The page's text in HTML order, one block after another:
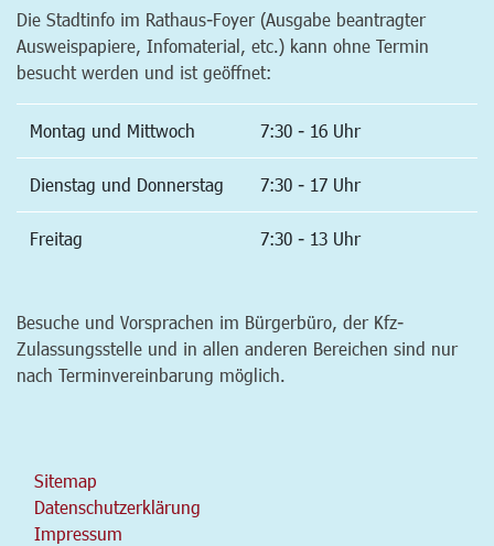
Die Stadtinfo im Rathaus-Foyer (Ausgabe beantragter
Ausweispapiere, Infomaterial, etc.) kann ohne Termin
besucht werden und ist geöffnet:
Montag und Mittwoch 7:30 - 16 Uhr
Dienstag und Donnerstag 7:30 - 17 Uhr
Freitag 7:30 - 13 Uhr
Besuche und Vorsprachen im Bürgerbüro, der Kfz-
Zulassungsstelle und in allen anderen Bereichen sind nur
nach Terminvereinbarung möglich.
Sitemap
Datenschutzerklärung
Impressum